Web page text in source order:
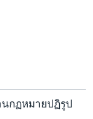
กฏหมายปฏิรูป